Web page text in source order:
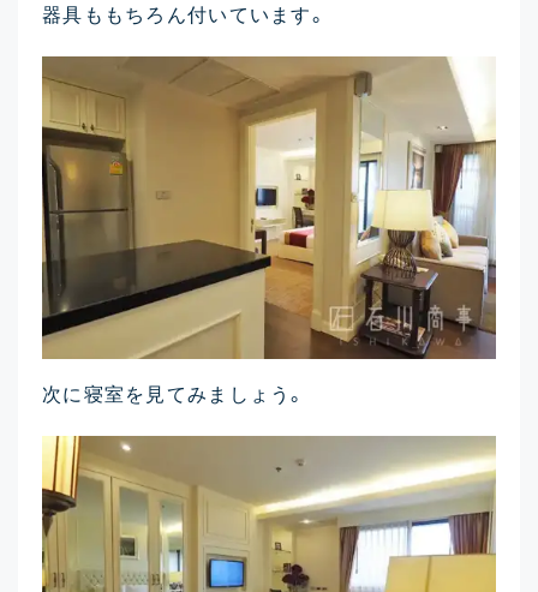
器具ももちろん付いています。
次に寝室を見てみましょう。